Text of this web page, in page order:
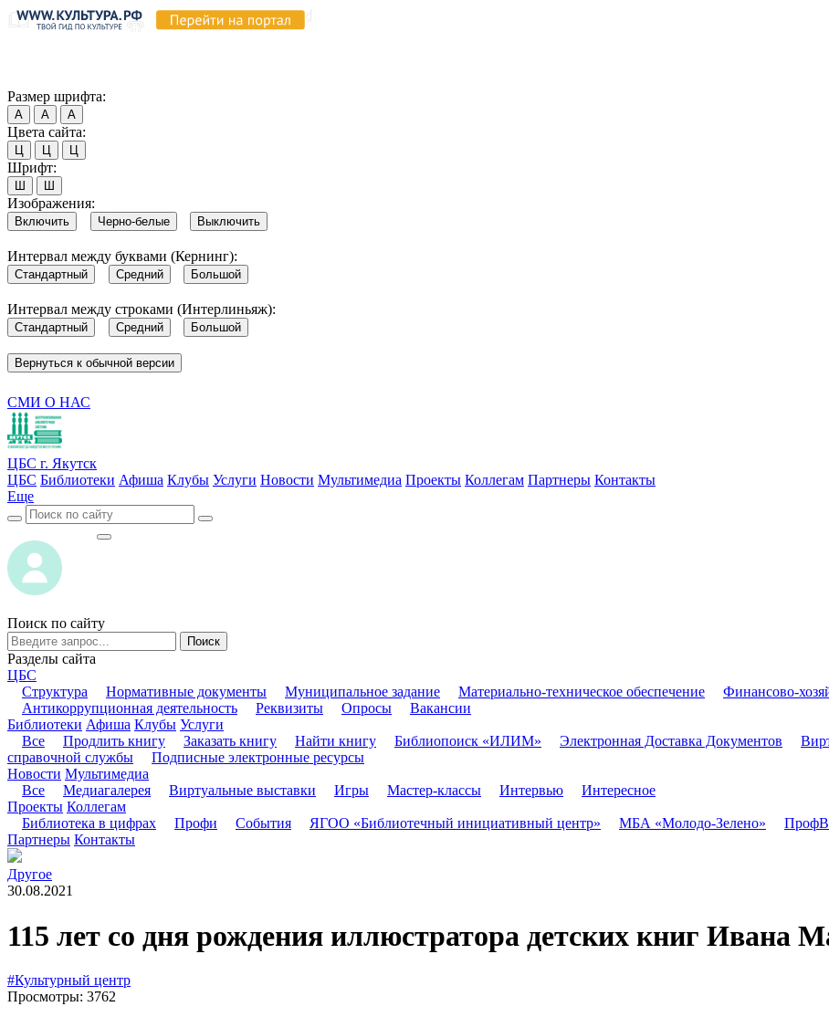
Размер шрифта:
А А А
Цвета сайта:
Ц Ц Ц
Шрифт:
Ш Ш
Изображения:
Включить Черно-белые Выключить
Интервал между буквами (Кернинг):
Стандартный Средний Большой
Интервал между строками (Интерлиньяж):
Стандартный Средний Большой
Вернуться к обычной версии
СМИ О НАС
ЦБС г. Якутск
ЦБС Библиотеки Афиша Клубы Услуги Новости Мультимедиа Проекты Коллегам Партнеры Контакты
Еще
Поиск по сайту
Поиск
Разделы сайта
ЦБС
Структура
Нормативные документы Муниципальное задание Материально-техническое обеспечение Финансово-
Антикоррупционная деятельность
Реквизиты Опросы
Вакансии
Библиотеки Афиша Клубы Услуги
Все
Продлить книгу Заказать книгу Найти книгу Библиопоиск «ИЛИМ» Электронная Доставка Документов
справочной службы
Подписные электронные ресурсы
Новости Мультимедиа
Все
Медиагалерея Виртуальные выставки Игры Мастер-классы Интервью
Интересное
Проекты Коллегам
Библиотека в цифрах
Профи События ЯГОО «Библиотечный инициативный центр» МБА «Молодо-Зелено»
Партнеры Контакты
Другое
30.08.2021
115 лет со дня рождения иллюстратора детских книг Ивана
#Культурный центр
Просмотры: 3762